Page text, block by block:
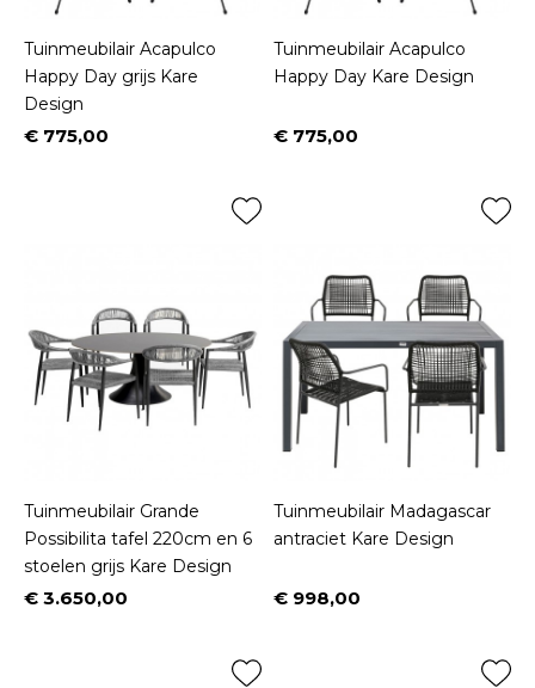
Tuinmeubilair Acapulco
Happy Day grijs Kare
Design
Prijs
€ 775,00
Tuinmeubilair Acapulco
Happy Day Kare Design
Prijs
€ 775,00
Tuinmeubilair Grande
Possibilita tafel 220cm en 6
stoelen grijs Kare Design
Prijs
€ 3.650,00
Tuinmeubilair Madagascar
antraciet Kare Design
Prijs
€ 998,00